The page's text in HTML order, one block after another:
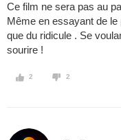
Ce film ne sera pas au
Même en essayant de
que du ridicule . Se
sourire !
2 2